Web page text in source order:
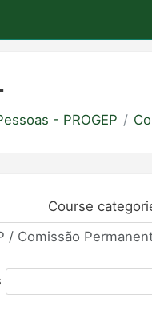
- PROGEP
Course